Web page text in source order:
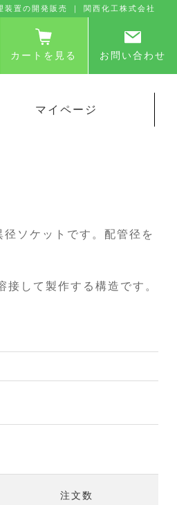
装置の開発販売 ｜ 関⻄化⼯株式会社
カートを見る お問い合わせ
マイページ
ソケットです。配管径を
して製作する構造です。
注文数